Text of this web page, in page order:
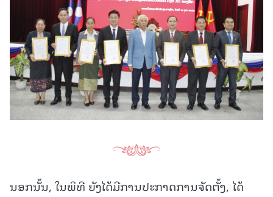
ນອກນັ້ນ, ໃນພິທີ ຍັງໄດ້ມີການປະກາດການຈັດຕັ້ງ, ໄດ້